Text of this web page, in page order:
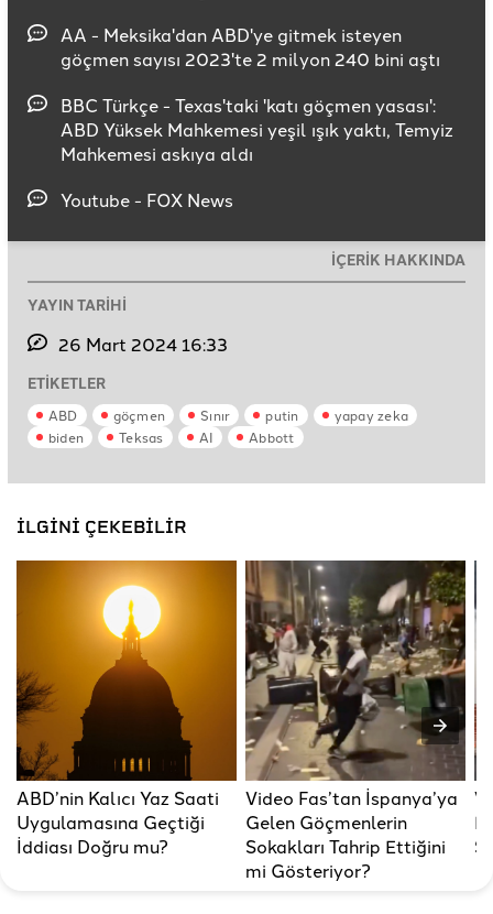
AA - Meksika'dan ABD'ye gitmek isteyen
göçmen sayısı 2023'te 2 milyon 240 bini aştı
BBC Türkçe - Texas'taki 'katı göçmen yasası':
ABD Yüksek Mahkemesi yeşil ışık yaktı, Temyiz
Mahkemesi askıya aldı
Youtube - FOX News
İÇERİK HAKKINDA
YAYIN TARİHİ
26 Mart 2024 16:33
ETİKETLER
ABD göçmen Sınır putin
yapay zeka
biden
Teksas AI Abbott
İLGİNİ ÇEKEBİLİR
ABD’nin Kalıcı Yaz Saati
Uygulamasına Geçtiği
İddiası Doğru mu?
Video Fas’tan İspanya’ya
Gelen Göçmenlerin
Sokakları Tahrip Ettiğini
mi Gösteriyor?